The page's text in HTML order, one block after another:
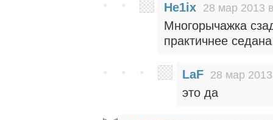
He1ix 28 мар 2013
Многорычажка
практичнее
LaF 28 мар
это да